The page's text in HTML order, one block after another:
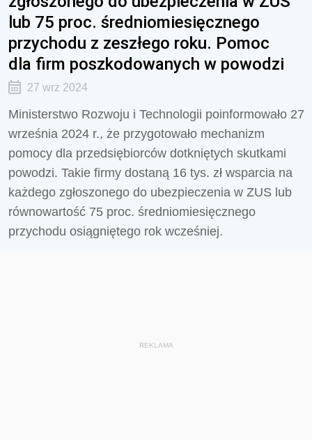
lub 75 proc. średniomiesięcznego
przychodu z zeszłego roku. Pomoc
dla firm poszkodowanych w powodzi
27 wrz 2024
Ministerstwo Rozwoju i Technologii poinformowało 27
września 2024 r., że przygotowało mechanizm
pomocy dla przedsiębiorców dotkniętych skutkami
powodzi. Takie firmy dostaną 16 tys. zł wsparcia na
każdego zgłoszonego do ubezpieczenia w ZUS lub
równowartość 75 proc. średniomiesięcznego
przychodu osiągniętego rok wcześniej.
REKLAMA